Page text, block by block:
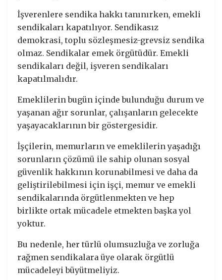
İşverenlere sendika hakkı tanınırken, emekli
sendikaları kapatılıyor. Sendikasız
demokrasi, toplu sözleşmesiz-grevsiz sendika
olmaz. Sendikalar emek örgütüdür. Emekli
sendikaları değil, işveren sendikaları
kapatılmalıdır.
Emeklilerin bugün içinde bulunduğu durum ve
yaşanan ağır sorunlar, çalışanların gelecekte
yaşayacaklarının bir göstergesidir.
İşçilerin, memurların ve emeklilerin yaşadığı
sorunların çözümü ile sahip olunan sosyal
güvenlik hakkının korunabilmesi ve daha da
geliştirilebilmesi için işçi, memur ve emekli
sendikalarında örgütlenmekten ve hep
birlikte ortak mücadele etmekten başka yol
yoktur.
Bu nedenle, her türlü olumsuzluğa ve zorluğa
rağmen sendikalara üye olarak örgütlü
mücadeleyi büyütmeliyiz.